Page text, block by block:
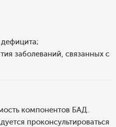
заболеваний, связанных с
компонентов БАД.
проконсультироваться